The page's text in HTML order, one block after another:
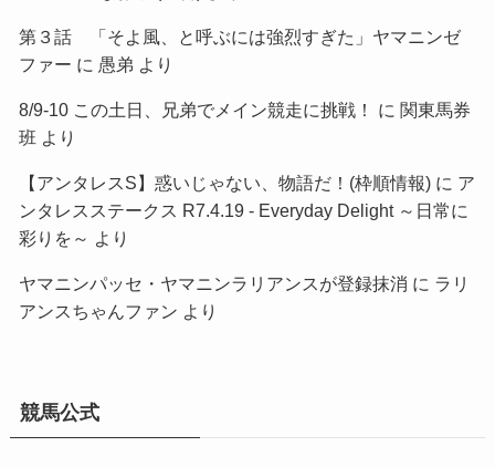
第３話 「そよ風、と呼ぶには強烈すぎた」ヤマニンゼ
ファー に 愚弟 より
8/9-10 この土日、兄弟でメイン競走に挑戦！ に 関東馬券
班 より
【アンタレスS】惑いじゃない、物語だ！(枠順情報)に ア
ンタレスステークス R7.4.19 - Everyday Delight ～日常に
彩りを～ より
ヤマニンパッセ・ヤマニンラリアンスが登録抹消 に ラリ
アンスちゃんファン より
競馬公式